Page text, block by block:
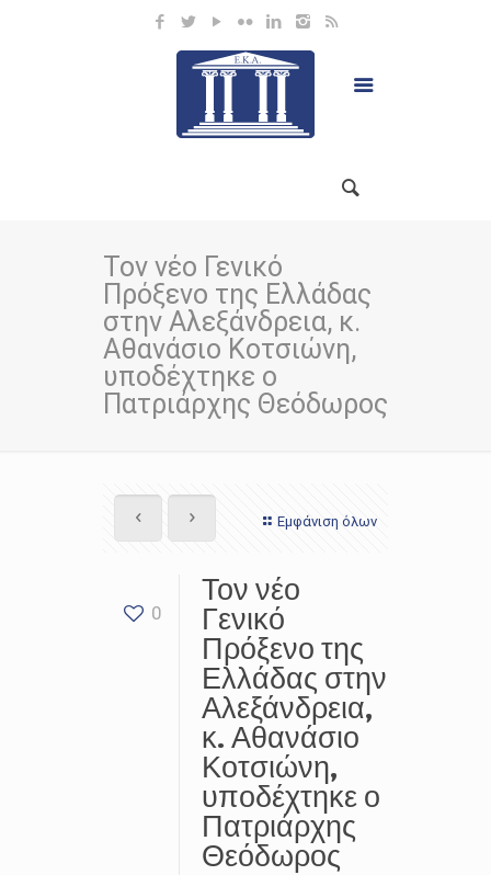
Τον νέο Γενικό
Πρόξενο της Ελλάδας
στην Αλεξάνδρεια, κ.
Αθανάσιο Κοτσιώνη,
υποδέχτηκε ο
Πατριάρχης Θεόδωρος
Εμφάνιση όλων
0
Τον νέο
Γενικό
Πρόξενο της
Ελλάδας στην
Αλεξάνδρεια,
κ. Αθανάσιο
Κοτσιώνη,
υποδέχτηκε ο
Πατριάρχης
Θεόδωρος